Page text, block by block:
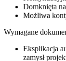
Domknięta
Możliwa
Wymagane
Eksplikacja
zamysł